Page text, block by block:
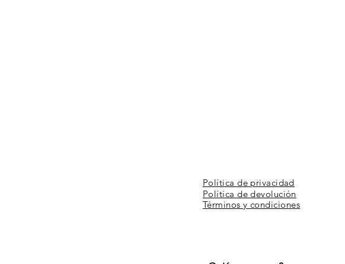
Política de privacidad
Política de devolución
Términos y condiciones